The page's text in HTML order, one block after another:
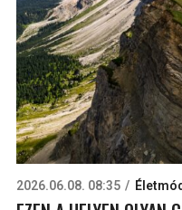
2026.06.08. 08:35 Életmód